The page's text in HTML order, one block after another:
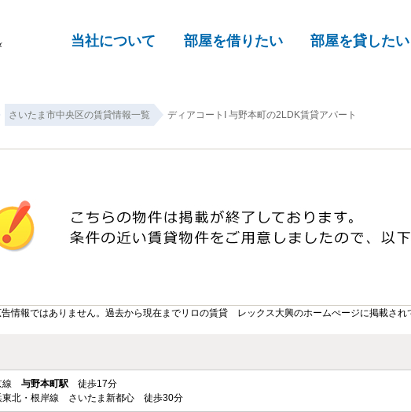
当社について 部屋を借りたい 部屋を貸したい
さいたま市中央区の賃貸情報一覧 ディアコートI 与野本町の2LDK賃貸アパート
情報ではありません。過去から現在までリロの賃貸 レックス大興のホームぺージに掲載され
線 与野本町駅 徒歩17分
東北・根岸線 さいたま新都心 徒歩30分